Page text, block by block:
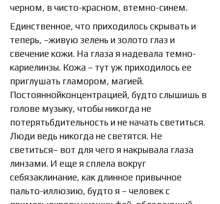
черном, в чисто-красном, втемно-синем.
Единственное, что приходилось скрывать и
теперь, –живую зелень и золото глаз и
свечение кожи. На глаза я надевала темно-
кариелинзы. Кожа – тут уж приходилось ее
приглушать гламором, магией.
Постояннойконцентрацией, будто слышишь в
голове музыку, чтобы никогда не
потерятьбдительность и не начать светиться.
Люди ведь никогда не светятся. Не
светиться– вот для чего я накрывала глаза
линзами. И еще я сплела вокруг
себязаклинание, как длинное привычное
пальто-иллюзию, будто я – человек с